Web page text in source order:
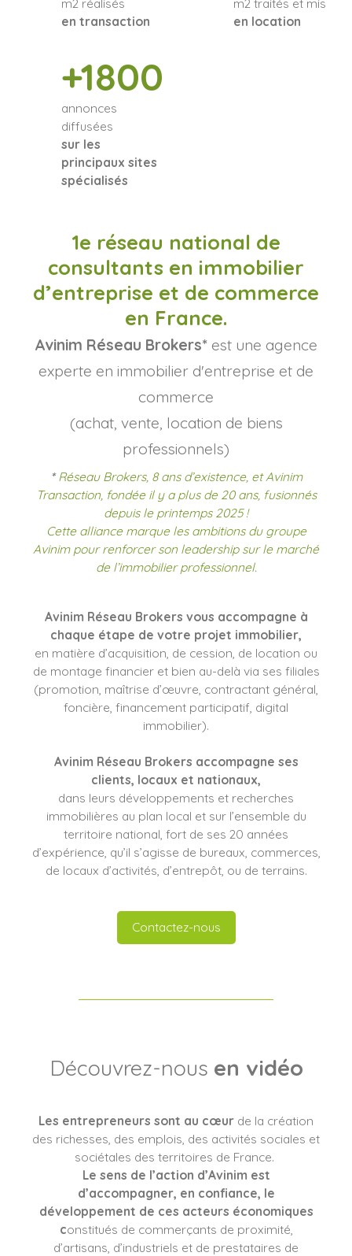
en transaction
en location
+1800
annonces
diffusées
sur les
principaux sites
spécialisés
1e réseau national de
consultants en immobilier
d’entreprise et de commerce
en France.
Avinim Réseau Brokers* est une agence
experte en immobilier d'entreprise et de
commerce
(achat, vente, location de biens
professionnels)
*Réseau Brokers, 8 ans d’existence, et Avinim
Transaction, fondée il y a plus de 20 ans, fusionnés
depuis le printemps 2025 !
Cette alliance marque les ambitions du groupe
Avinim pour renforcer son leadership sur le marché
de l’immobilier professionnel.
Avinim Réseau Brokers vous accompagne à
chaque étape de votre projet immobilier,
en matière d’acquisition, de cession, de location ou
de montage financier et bien au-delà via ses filiales
(promotion, maîtrise d’œuvre, contractant général,
foncière, financement participatif, digital
immobilier).
Avinim Réseau Brokers accompagne ses
clients, locaux et nationaux,
dans leurs développements et recherches
immobilières au plan local et sur l’ensemble du
territoire national, fort de ses 20 années
d’expérience, qu’il s’agisse de bureaux, commerces,
de locaux d’activités, d’entrepôt, ou de terrains.
Contactez-nous
Découvrez-nous en vidéo
Les entrepreneurs sont au cœur de la création
des richesses, des emplois, des activités sociales et
sociétales des territoires de France.
Le sens de l’action d’Avinim est
d’accompagner, en confiance, le
développement de ces acteurs économiques
constitués de commerçants de proximité,
d’artisans, d’industriels et de prestataires de